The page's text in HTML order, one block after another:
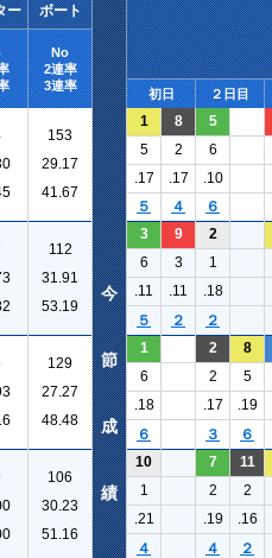
ー ボート
No
2連率
3連率
初日 ２日目
153
29.17
41.67
1 8 5
5
2 6
.17
.17 .10
５
４ ６
112
31.91
53.19
3 9 2
6
3 1
.11
.11 .18
５
２ ２
129
27.27
48.48
1 2 8
6 2 5
.18
.17 .19
６
３ ６
106
30.23
51.16
10 7 11
1 2 2
.21
.19 .16
４
４ ２
今
節
成
績